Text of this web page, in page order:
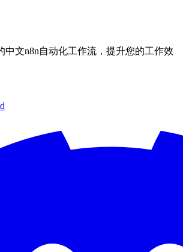
中文n8n自动化工作流，提升您的工作效